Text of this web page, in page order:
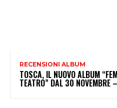
RECENSIONI ALBUM
TOSCA, IL NUOVO ALBUM
TEATRO” DAL 30 NOVEMBRE